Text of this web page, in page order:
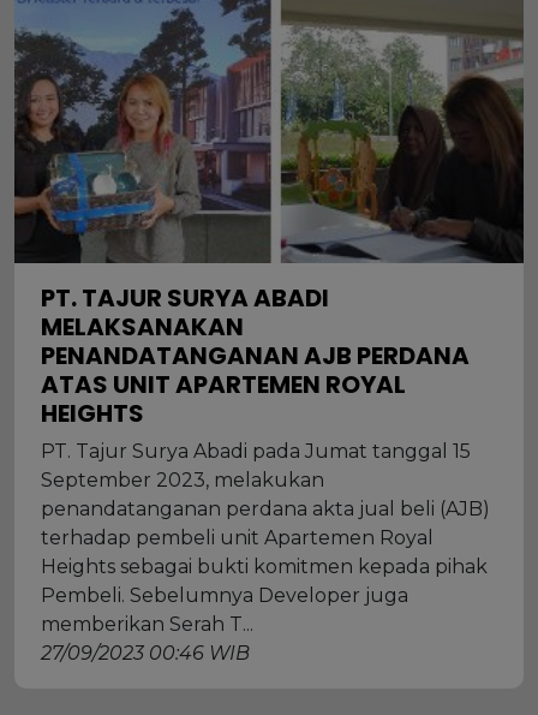
PT. TAJUR SURYA ABADI
MELAKSANAKAN
PENANDATANGANAN AJB PERDANA
ATAS UNIT APARTEMEN ROYAL
HEIGHTS
PT. Tajur Surya Abadi pada Jumat tanggal 15
September 2023, melakukan
penandatanganan perdana akta jual beli (AJB)
terhadap pembeli unit Apartemen Royal
Heights sebagai bukti komitmen kepada pihak
Pembeli. Sebelumnya Developer juga
memberikan Serah T...
27/09/2023 00:46 WIB